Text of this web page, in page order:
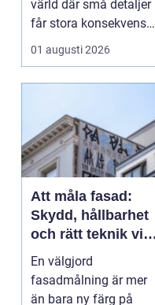
värld där små detaljer
får stora konsekvenser.
En liten avvikels...
01 augusti 2026
Att måla fasad:
Skydd, hållbarhet
och rätt teknik vid
fasadmålning
En välgjord
fasadmålning är mer
än bara ny färg på